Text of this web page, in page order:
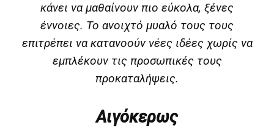
κάνει να μαθαίνουν πιο εύκολα, ξένες
έννοιες. Το ανοιχτό μυαλό τους τους
επιτρέπει να κατανοούν νέες ιδέες χωρίς να
εμπλέκουν τις προσωπικές τους
προκαταλήψεις.
Αιγόκερως